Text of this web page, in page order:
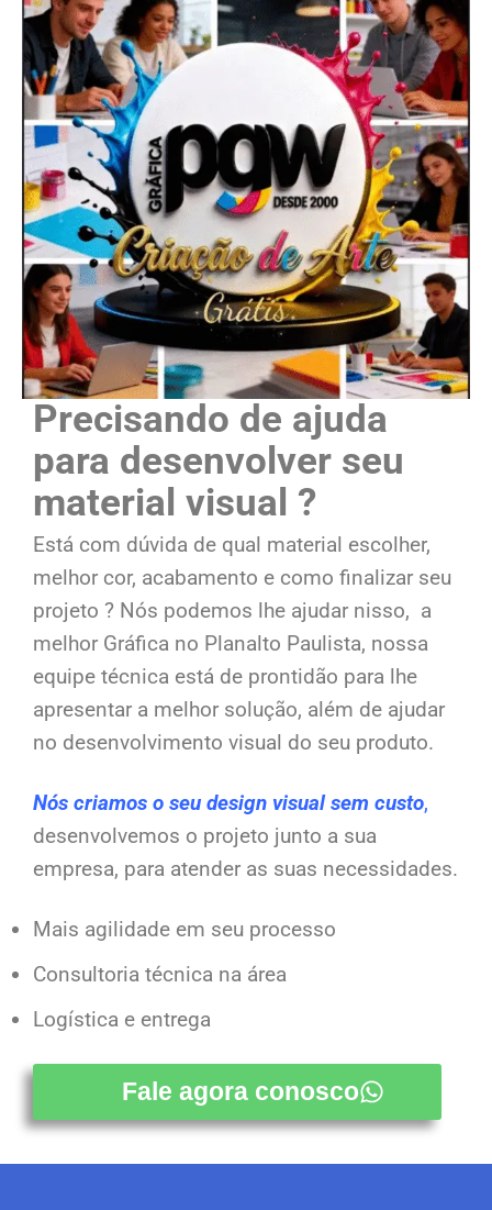
Precisando de ajuda
para desenvolver seu
material visual ?
Está com dúvida de qual material escolher,
melhor cor, acabamento e como finalizar seu
projeto ? Nós podemos lhe ajudar nisso, a
melhor Gráfica no Planalto Paulista, nossa
equipe técnica está de prontidão para lhe
apresentar a melhor solução, além de ajudar
no desenvolvimento visual do seu produto.
Nós criamos o seu design visual sem custo,
desenvolvemos o projeto junto a sua
empresa, para atender as suas necessidades.
Mais agilidade em seu processo
Consultoria técnica na área
Logística e entrega
Fale agora conosco